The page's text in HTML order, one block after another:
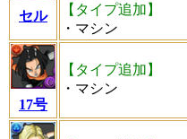
セル
【タイプ追加】
・マシン
17号
【タイプ追加】
・マシン